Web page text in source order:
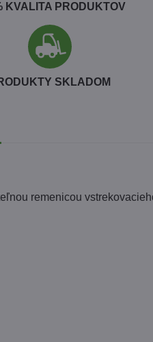
KVALITA PRODUKTOV
SKLADOM
remenicou